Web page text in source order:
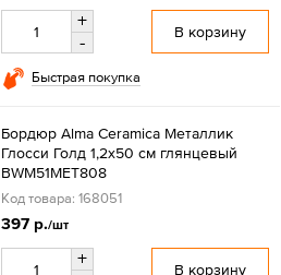
+
-
В корзину
Быстрая покупка
Бордюр Alma Ceramica Металлик
Глосси Голд 1,2x50 см глянцевый
BWM51MET808
Код товара: 168051
397 р./шт
+
В корзину